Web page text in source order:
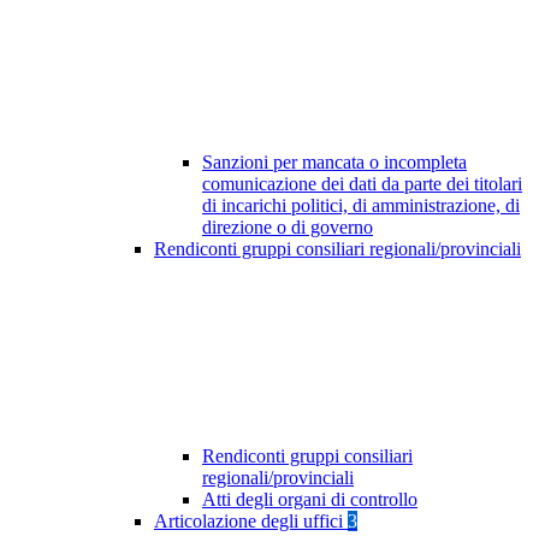
Sanzioni per mancata o incompleta
comunicazione dei dati da parte dei titolari
di incarichi politici, di amministrazione, di
direzione o di governo
Rendiconti gruppi consiliari regionali/provinciali
Rendiconti gruppi consiliari
regionali/provinciali
Atti degli organi di controllo
Articolazione degli uffici 3